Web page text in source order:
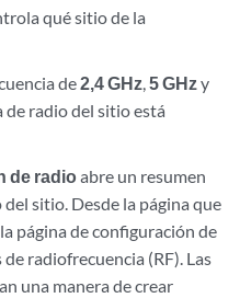
qué sitio de la
de2,4 GHz ,5 GHz y
radio del sitio está
de radioabre un resumen
sitio. Desde la página que
página de configuración de
radiofrecuencia (RF). Las
una manera de crear